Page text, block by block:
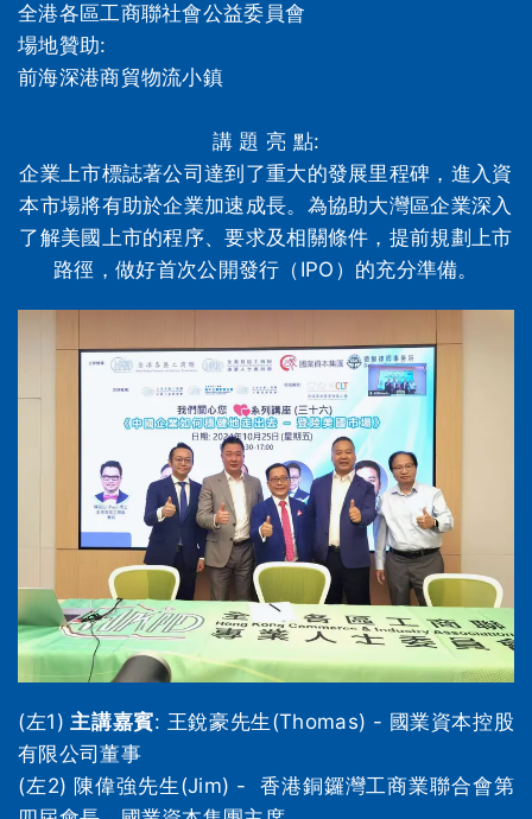
全港各區工商聯社會公益委員會
場地贊助:
前海深港商貿物流小鎮
講 題 亮 點:
企業上市標誌著公司達到了重大的發展里程碑，進入資
本市場將有助於企業加速成長。為協助大灣區企業深入
了解美國上市的程序、要求及相關條件，提前規劃上市
路徑，做好首次公開發行（IPO）的充分準備。
(左1)主講嘉賓: 王銳豪先生(Thomas) - 國業資本控股
有限公司董事
(左2) 陳偉強先生(Jim) - 香港銅鑼灣工商業聯合會第